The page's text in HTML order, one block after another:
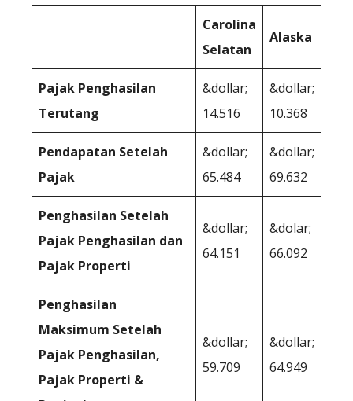
Carolina
Selatan
Alaska
Pajak Penghasilan
Terutang
&dollar;
14.516
&dollar;
10.368
Pendapatan Setelah
Pajak
&dollar;
65.484
&dollar;
69.632
Penghasilan Setelah
Pajak Penghasilan dan
Pajak Properti
&dollar;
64.151
&dolar;
66.092
Penghasilan
Maksimum Setelah
Pajak Penghasilan,
Pajak Properti &
&dollar;
59.709
&dollar;
64.949